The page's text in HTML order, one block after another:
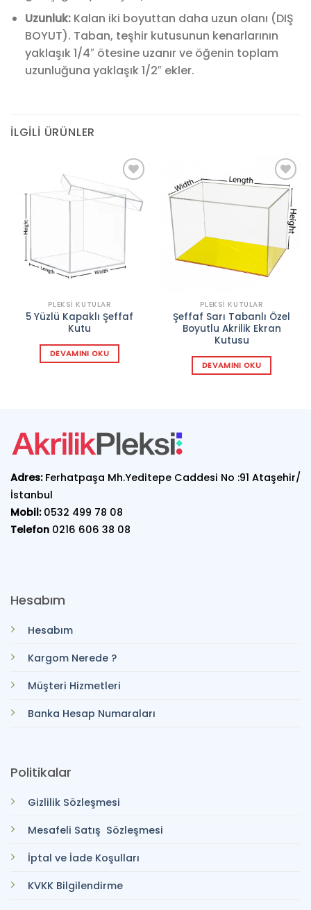
Uzunluk:Kalan iki boyuttan daha uzun olanı (DIŞ
BOYUT). Taban, teşhir kutusunun kenarlarının
yaklaşık 1/4″ ötesine uzanır ve öğenin toplam
uzunluğuna yaklaşık 1/2″ ekler.
İLGILI ÜRÜNLER
Add to
PLEKSI KUTULAR
5 Yüzlü Kapaklı Şeffaf
Kutu
DEVAMINI OKU
Add to
wishlist
PLEKSI KUTULAR
Şeffaf Sarı Tabanlı Özel
Boyutlu Akrilik Ekran
Kutusu
DEVAMINI OKU
Adres:Ferhatpaşa Mh.Yeditepe Caddesi No :91 Ataşehir/
İstanbul
Mobil: 0532 499 78 08
Telefon 0216 606 38 08
Hesabım
Hesabım
Kargom Nerede ?
Müşteri Hizmetleri
Banka Hesap Numaraları
Politikalar
Gizlilik Sözleşmesi
Mesafeli Satış Sözleşmesi
İptal ve İade Koşulları
KVKK Bilgilendirme